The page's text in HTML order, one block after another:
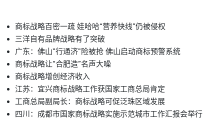
商标战略百密一疏 娃哈哈“营养快线”仍被侵权
三洋自有品牌战略有了突破
广东：佛山"行通济"险被抢 佛山启动商标预警系统
商标战略让“合肥造”名声大噪
商标战略增创经济收入
江苏：宜兴商标战略工作获国家工商总局肯定
工商总局副局长：商标战略可促泛珠区域发展
四川：成都市国家商标战略实施示范城市工作汇报会举行